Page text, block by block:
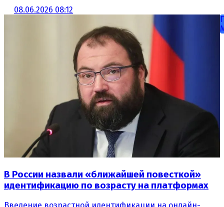
08.06.2026 08:12
В России назвали «ближайшей повесткой»
идентификацию по возрасту на платформах
Введение возрастной идентификации на онлайн-